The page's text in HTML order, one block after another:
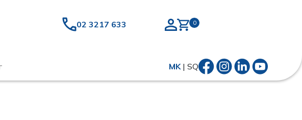
02 3217 633
MK| SQ